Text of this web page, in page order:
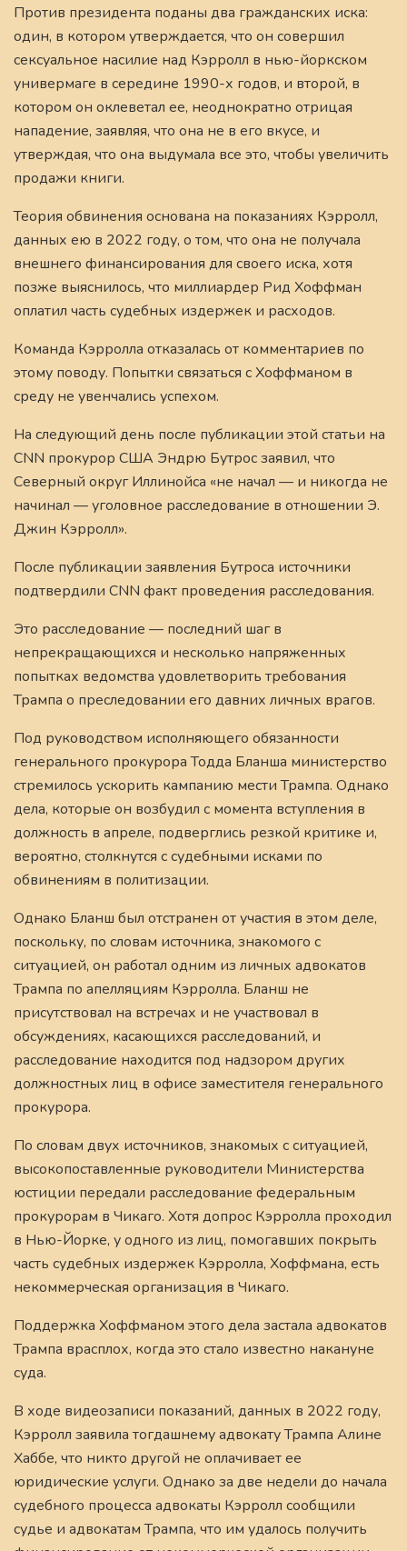
Против президента поданы два гражданских иска:
один, в котором утверждается, что он совершил
сексуальное насилие над Кэрролл в нью-йоркском
универмаге в середине 1990-х годов, и второй, в
котором он оклеветал ее, неоднократно отрицая
нападение, заявляя, что она не в его вкусе, и
утверждая, что она выдумала все это, чтобы увеличить
продажи книги.
Теория обвинения основана на показаниях Кэрролл,
данных ею в 2022 году, о том, что она не получала
внешнего финансирования для своего иска, хотя
позже выяснилось, что миллиардер Рид Хоффман
оплатил часть судебных издержек и расходов.
Команда Кэрролла отказалась от комментариев по
этому поводу. Попытки связаться с Хоффманом в
среду не увенчались успехом.
На следующий день после публикации этой статьи на
CNN прокурор США Эндрю Бутрос заявил, что
Северный округ Иллинойса «не начал — и никогда не
начинал — уголовное расследование в отношении Э.
Джин Кэрролл».
После публикации заявления Бутроса источники
подтвердили CNN факт проведения расследования.
Это расследование — последний шаг в
непрекращающихся и несколько напряженных
попытках ведомства удовлетворить требования
Трампа о преследовании его давних личных врагов.
Под руководством исполняющего обязанности
генерального прокурора Тодда Бланша министерство
стремилось ускорить кампанию мести Трампа. Однако
дела, которые он возбудил с момента вступления в
должность в апреле, подверглись резкой критике и,
вероятно, столкнутся с судебными исками по
обвинениям в политизации.
Однако Бланш был отстранен от участия в этом деле,
поскольку, по словам источника, знакомого с
ситуацией, он работал одним из личных адвокатов
Трампа по апелляциям Кэрролла. Бланш не
присутствовал на встречах и не участвовал в
обсуждениях, касающихся расследований, и
расследование находится под надзором других
должностных лиц в офисе заместителя генерального
прокурора.
По словам двух источников, знакомых с ситуацией,
высокопоставленные руководители Министерства
юстиции передали расследование федеральным
прокурорам в Чикаго. Хотя допрос Кэрролла проходил
в Нью-Йорке, у одного из лиц, помогавших покрыть
часть судебных издержек Кэрролла, Хоффмана, есть
некоммерческая организация в Чикаго.
Поддержка Хоффманом этого дела застала адвокатов
Трампа врасплох, когда это стало известно накануне
суда.
В ходе видеозаписи показаний, данных в 2022 году,
Кэрролл заявила тогдашнему адвокату Трампа Алине
Хаббе, что никто другой не оплачивает ее
юридические услуги. Однако за две недели до начала
судебного процесса адвокаты Кэрролл сообщили
судье и адвокатам Трампа, что им удалось получить